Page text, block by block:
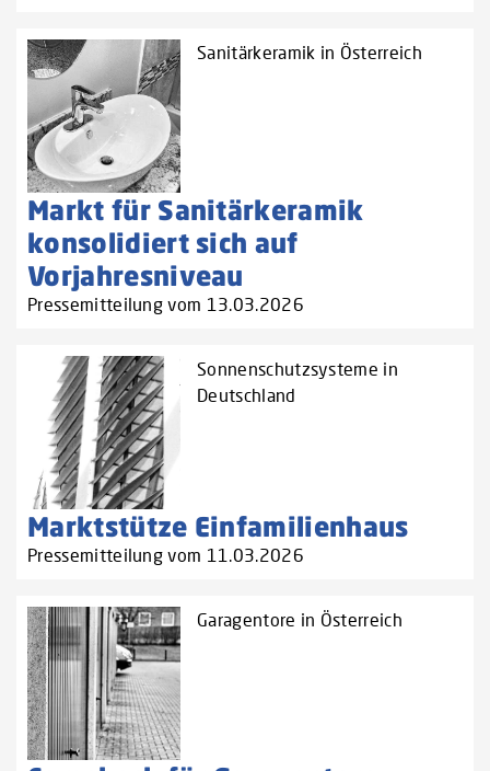
Sanitärkeramik in Österreich
Markt für Sanitärkeramik
konsolidiert sich auf
Vorjahresniveau
Pressemitteilung vom 13.03.2026
Sonnenschutzsysteme in
Deutschland
Marktstütze Einfamilienhaus
Pressemitteilung vom 11.03.2026
Garagentore in Österreich